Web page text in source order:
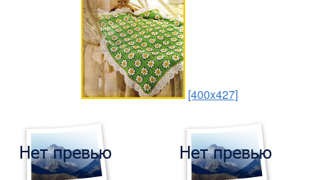
[400x427]